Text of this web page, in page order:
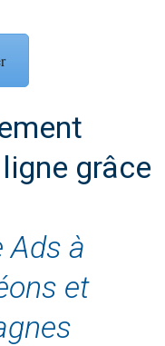
grâce
Ads à
et